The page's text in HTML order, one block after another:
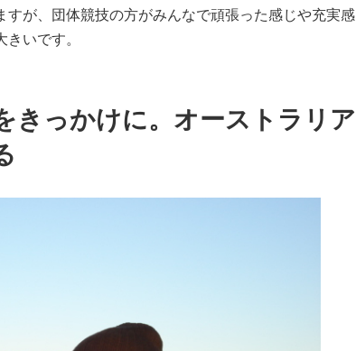
が、団体競技の方がみんなで頑張った感じや充実感
いです。
きっかけに。オーストラリア